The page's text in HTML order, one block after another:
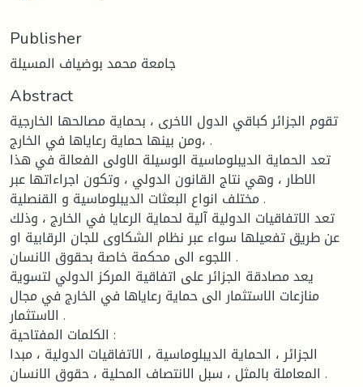
Publisher
جامعة محمد بوضياف المسيلة
Abstract
تقوم الجزائر كباقي الدول الاخرى ، بحماية مصالحها الخارجية
،ومن بينها حماية رعاياها في الخارج .
تعد الحماية الديبلوماسية الوسيلة الاولى الفعالة في هذا
الاطار ، وهي نتاج القانون الدولي ، وتكون اجراءاتها عبر
مختلف انواع البعثات الديبلوماسية و القنصلية .
تعد الاتفاقيات الدولية آلية لحماية الرعايا في الخارج ، وذلك
عن طريق تفعيلها سواء عبر نظام الشكاوى للجان الرقابية او
اللجوء الى محكمة خاصة بحقوق الانسان .
يعد مصادقة الجزائر على اتفاقية المركز الدولي لتسوية
منازعات الاستثمار الى حماية رعاياها في الخارج في مجال
الاستثمار .
الكلمات المفتاحية :
الجزائر ، الحماية الديبلوماسية ، الاتفاقيات الدولية ، مبدا
المعاملة بالمثل ، سبل الانتصاف المحلية ، حقوق الانسان .